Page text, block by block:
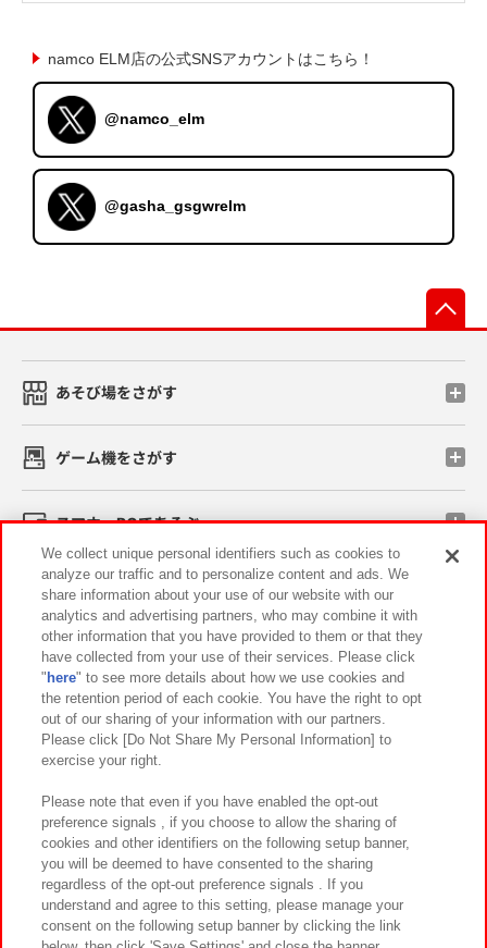
namco ELM店の公式SNSアカウントはこちら！
@namco_elm
@gasha_gsgwrelm
あそび場をさがす
ゲーム機をさがす
スマホ・PCであそぶ
イベント・キャンペーン
関連会社 サステナビリティ サイトポリシー
プライバシーポリシー ウェブアクセシビリティ方針と検証結果
お取引先さまとともに
カスタマーハラスメント対応方針 よくあるご質問・お問い合わせ
We collect unique personal identifiers such as cookies to
analyze our traffic and to personalize content and ads. We
share information about your use of our website with our
analytics and advertising partners, who may combine it with
other information that you have provided to them or that they
have collected from your use of their services. Please click
" here" to see more details about how we use cookies and
the retention period of each cookie. You have the right to opt
out of our sharing of your information with our partners.
Please click [Do Not Share My Personal Information] to
exercise your right.
Please note that even if you have enabled the opt-out
preference signals , if you choose to allow the sharing of
cookies and other identifiers on the following setup banner,
you will be deemed to have consented to the sharing
regardless of the opt-out preference signals . If you
understand and agree to this setting, please manage your
consent on the following setup banner by clicking the link